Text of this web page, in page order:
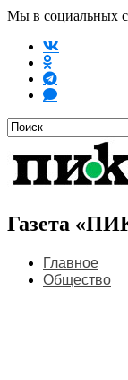
Мы в социальных
Газета
Главное
Общество